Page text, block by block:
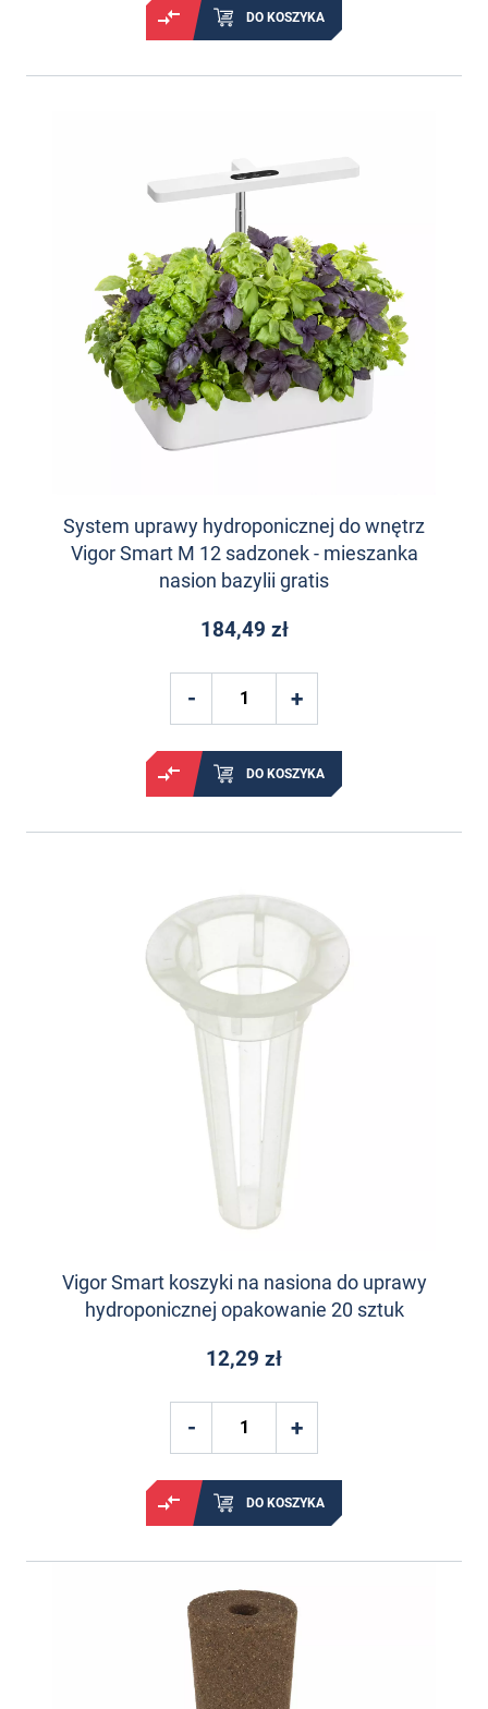
DO KOSZYKA
System uprawy hydroponicznej do wnętrz
Vigor Smart M 12 sadzonek - mieszanka
nasion bazylii gratis
184,49 zł
DO KOSZYKA
Vigor Smart koszyki na nasiona do uprawy
hydroponicznej opakowanie 20 sztuk
12,29 zł
DO KOSZYKA